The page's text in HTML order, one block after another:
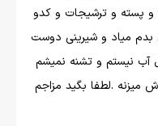
و پسته و ترشیجات و کدو
بدم میاد و شیرینی دوست
آب نیستم و تشنه نمیشم
.لطفا بگید مزاجم